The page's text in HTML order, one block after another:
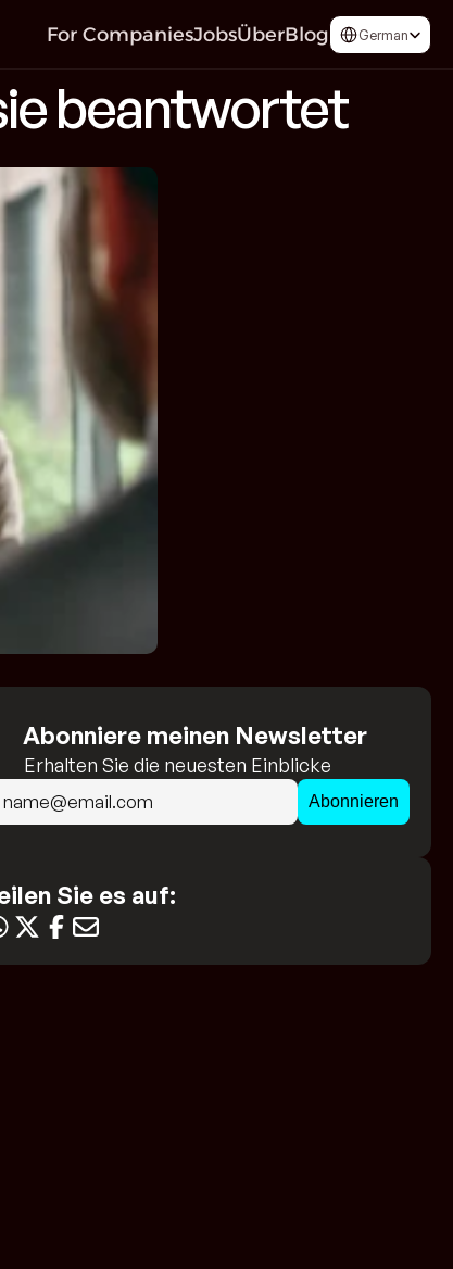
For CompaniesJobsÜberBlog
Select Language
German
beantwortet
Abonniere meinen Newsletter
Erhalten Sie die neuesten Einblicke
direkt in Ihr Postfach!
Sie es auf: